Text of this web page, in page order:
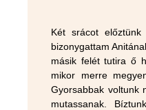
Két srácot
bizonygattam
másik felét tutira ő
mikor merre
Gyorsabbak voltunk
mutassanak.